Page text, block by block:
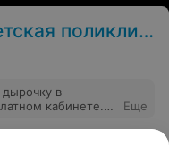
поликлиника
в
кабинете.
Еще